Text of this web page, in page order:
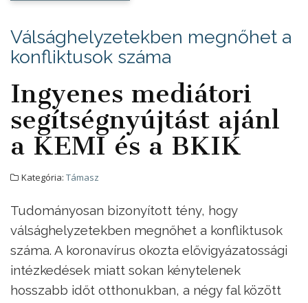
Válsághelyzetekben megnőhet a
konfliktusok száma
Ingyenes mediátori
segítségnyújtást ajánl
a KEMI és a BKIK
Kategória: Támasz
Tudományosan bizonyított tény, hogy
válsághelyzetekben megnőhet a konfliktusok
száma. A koronavírus okozta elővigyázatossági
intézkedések miatt sokan kénytelenek
hosszabb időt otthonukban, a négy fal között